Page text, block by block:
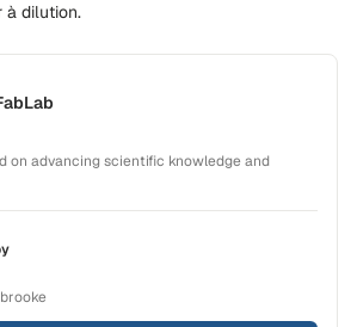
à dilution.
on advancing scientific knowledge and